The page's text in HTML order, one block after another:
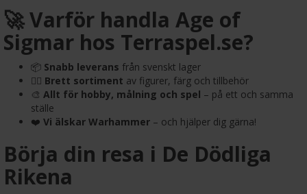
🚀 Varför handla Age of
Sigmar hos Terraspel.se?
📦 Snabb leverans från svenskt lager
🧙‍♂️ Brett sortiment av figurer, färg och tillbehör
🎨 Allt för hobby, målning och spel – på ett och samma
ställe
❤️ Vi älskar Warhammer – och hjälper dig gärna!
Börja din resa i De Dödliga
Rikena